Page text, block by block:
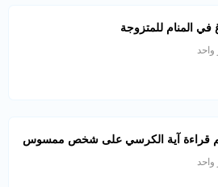
في المنام للمتزوجة
قراءة آية الكرسي على شخص ممسوس